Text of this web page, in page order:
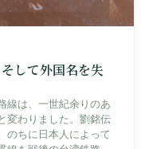
して外国名を失
線は、一世紀余りのあ
変わりました。劉銘伝
のちに日本人によって